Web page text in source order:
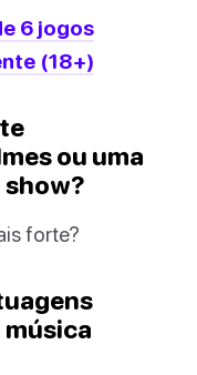
6 jogos
(18+)
ou uma
forte?